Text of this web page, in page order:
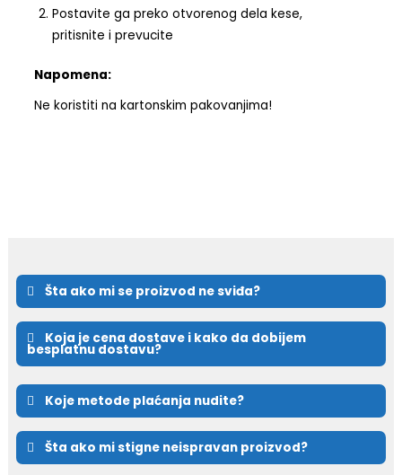
Postavite ga preko otvorenog dela kese,
pritisnite i prevucite
Napomena:
Ne koristiti na kartonskim pakovanjima!
Šta ako mi se proizvod ne sviđa?
Koja je cena dostave i kako da dobijem
besplatnu dostavu?
Koje metode plaćanja nudite?
Šta ako mi stigne neispravan proizvod?